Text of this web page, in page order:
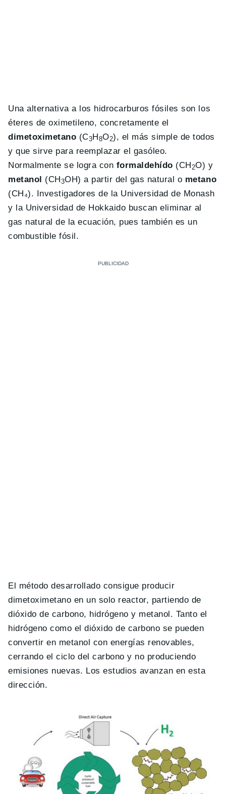
Una alternativa a los hidrocarburos fósiles son los
éteres de oximetileno, concretamente el
dimetoximetano (C3H8O2), el más simple de todos
y que sirve para reemplazar el gasóleo.
Normalmente se logra con formaldehído (CH2O) y
metanol (CH3OH) a partir del gas natural o metano
(CH₄). Investigadores de la Universidad de Monash
y la Universidad de Hokkaido buscan eliminar al
gas natural de la ecuación, pues también es un
combustible fósil.
El método desarrollado consigue producir
dimetoximetano en un solo reactor, partiendo de
dióxido de carbono, hidrógeno y metanol. Tanto el
hidrógeno como el dióxido de carbono se pueden
convertir en metanol con energías renovables,
cerrando el ciclo del carbono y no produciendo
emisiones nuevas. Los estudios avanzan en esta
dirección.